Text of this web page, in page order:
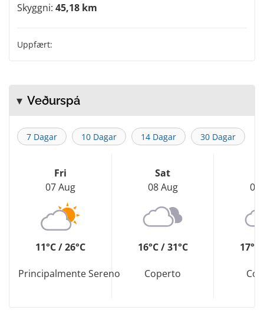
Skyggni: 45,18 km
Uppfært:
Veðurspá
7 Dagar 10 Dagar 14 Dagar 30 Dagar
Fri
07 Aug
11°C / 26°C
Principalmente Sereno
Sat
08 Aug
16°C / 31°C
Coperto
09
17°C